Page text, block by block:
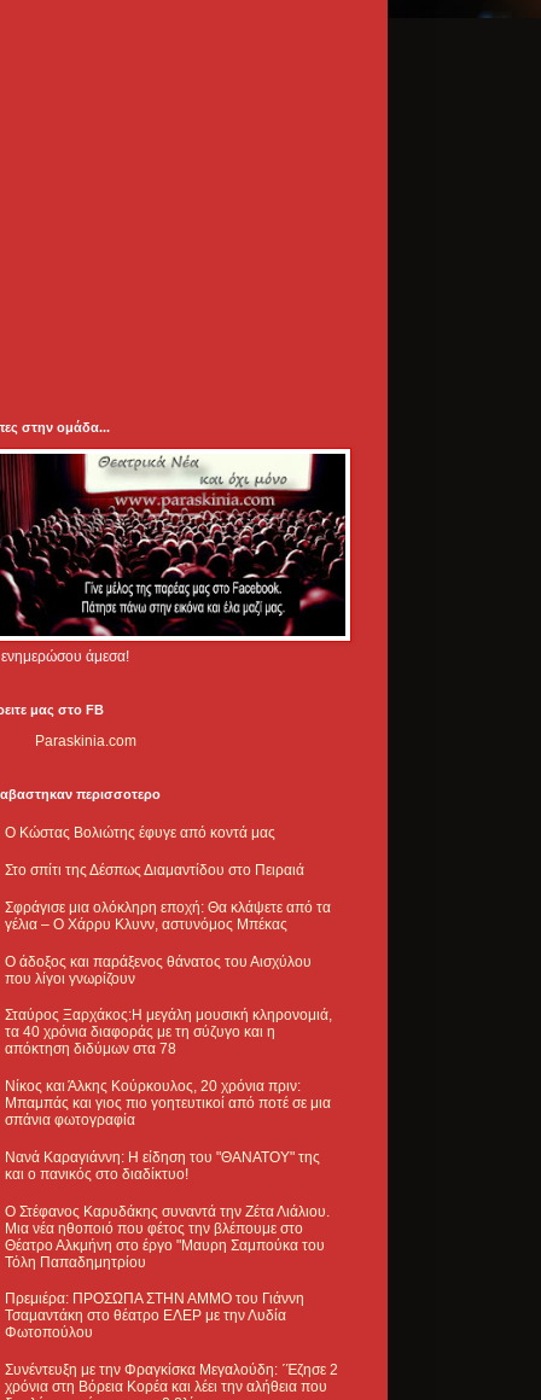
στην ομάδα...
ενημερώσου άμεσα!
μας στο FB
Paraskinia.com
περισσοτερο
Ο Κώστας Βολιώτης έφυγε από κοντά μας
Στο σπίτι της Δέσπως Διαμαντίδου στο Πειραιά
Σφράγισε μια ολόκληρη εποχή: Θα κλάψετε από τα
γέλια – Ο Χάρρυ Κλυνν, αστυνόμος Μπέκας
Ο άδοξος και παράξενος θάνατος του Αισχύλου
που λίγοι γνωρίζουν
Σταύρος Ξαρχάκος:Η μεγάλη μουσική κληρονομιά,
τα 40 χρόνια διαφοράς με τη σύζυγο και η
απόκτηση διδύμων στα 78
Νίκος και Άλκης Κούρκουλος, 20 χρόνια πριν:
Μπαμπάς και γιος πιο γοητευτικοί από ποτέ σε μια
σπάνια φωτογραφία
Νανά Καραγιάννη: Η είδηση του "ΘΑΝΑΤΟΥ" της
και ο πανικός στο διαδίκτυο!
Ο Στέφανος Καρυδάκης συναντά την Ζέτα Λιάλιου.
Μια νέα ηθοποιό που φέτος την βλέπουμε στο
Θέατρο Αλκμήνη στο έργο "Μαυρη Σαμπούκα του
Τόλη Παπαδημητρίου
Πρεμιέρα: ΠΡΟΣΩΠΑ ΣΤΗΝ ΑΜΜΟ του Γιάννη
Τσαμαντάκη στο θέατρο ΕΛΕΡ με την Λυδία
Φωτοπούλου
Συνέντευξη με την Φραγκίσκα Μεγαλούδη: ΄Έζησε 2
χρόνια στη Βόρεια Κορέα και λέει την αλήθεια που